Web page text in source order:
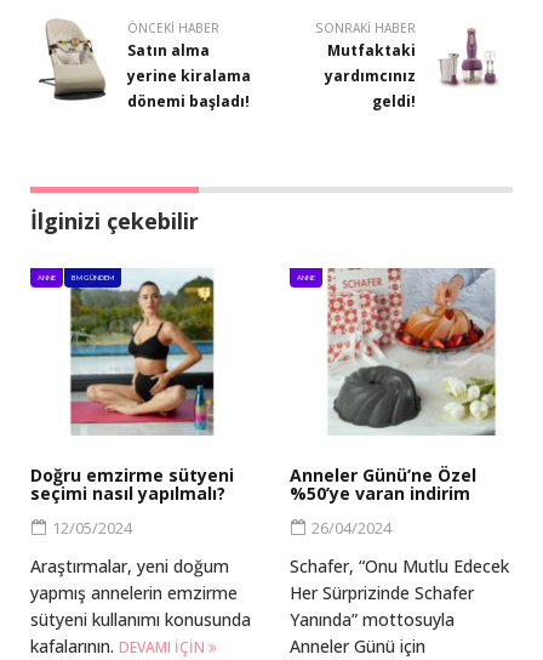
ÖNCEKI HABER
Satın alma
yerine kiralama
dönemi başladı!
SONRAKI HABER
Mutfaktaki
yardımcınız
geldi!
İlginizi çekebilir
ANNE BM GÜNDEM
Doğru emzirme sütyeni
seçimi nasıl yapılmalı?
12/05/2024
Araştırmalar, yeni doğum
yapmış annelerin emzirme
sütyeni kullanımı konusunda
kafalarının. DEVAMI IÇIN
ANNE
Anneler Günü’ne Özel
%50’ye varan indirim
26/04/2024
Schafer, “Onu Mutlu Edecek
Her Sürprizinde Schafer
Yanında” mottosuyla
Anneler Günü için